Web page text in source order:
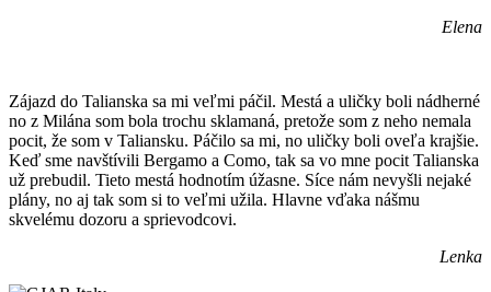
Elena
Zájazd do Talianska sa mi veľmi páčil. Mestá a uličky boli nádherné
no z Milána som bola trochu sklamaná, pretože som z neho nemala
pocit, že som v Taliansku. Páčilo sa mi, no uličky boli oveľa krajšie.
Keď sme navštívili Bergamo a Como, tak sa vo mne pocit Talianska
už prebudil. Tieto mestá hodnotím úžasne. Síce nám nevyšli nejaké
plány, no aj tak som si to veľmi užila. Hlavne vďaka nášmu
skvelému dozoru a sprievodcovi.
Lenka